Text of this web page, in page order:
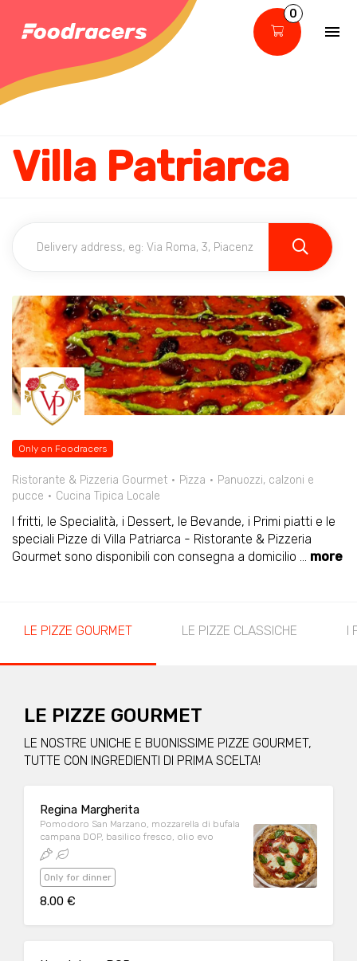
0
Villa Patriarca
Only on Foodracers
Ristorante & Pizzeria Gourmet Pizza
Panuozzi, calzoni e
pucce
Cucina Tipica Locale
I fritti, le Specialità, i Dessert, le Bevande, i Primi piatti e le
speciali Pizze di Villa Patriarca - Ristorante & Pizzeria
Gourmet sono disponibili con consegna a domicilio ... more
LE PIZZE GOURMET LE PIZZE CLASSICHE I
LE PIZZE GOURMET
LE NOSTRE UNICHE E BUONISSIME PIZZE GOURMET,
TUTTE CON INGREDIENTI DI PRIMA SCELTA!
Regina Margherita
Pomodoro San Marzano, mozzarella di bufala
campana DOP, basilico fresco, olio evo
Only for dinner
8.00 €